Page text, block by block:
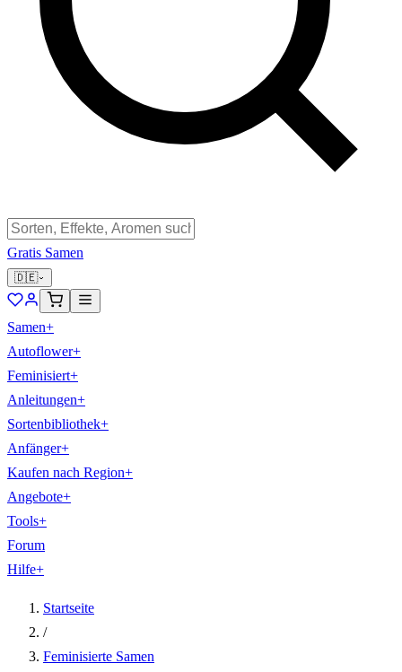
Gratis Samen
🇩🇪
Samen+
Autoflower+
Feminisiert+
Anleitungen+
Sortenbibliothek+
Anfänger+
Kaufen nach Region+
Angebote+
Tools+
Forum
Hilfe+
Startseite
/
Feminisierte Samen